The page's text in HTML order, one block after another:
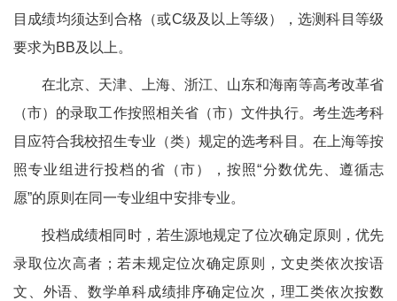
目成绩均须达到合格（或C级及以上等级），选测科目等级
要求为BB及以上。
在北京、天津、上海、浙江、山东和海南等高考改革省
（市）的录取工作按照相关省（市）文件执行。考生选考科
目应符合我校招生专业（类）规定的选考科目。在上海等按
照专业组进行投档的省（市），按照“分数优先、遵循志
愿”的原则在同一专业组中安排专业。
投档成绩相同时，若生源地规定了位次确定原则，优先
录取位次高者；若未规定位次确定原则，文史类依次按语
文、外语、数学单科成绩排序确定位次，理工类依次按数